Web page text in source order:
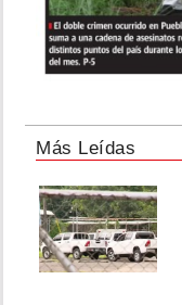
Más Leídas